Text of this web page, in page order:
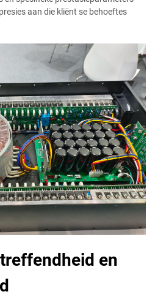
aan die kliënt se behoeftes
en